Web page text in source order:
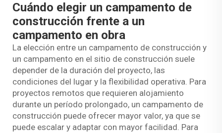
Cuándo elegir un campamento de
construcción frente a un
campamento en obra
La elección entre un campamento de construcción y
un campamento en el sitio de construcción suele
depender de la duración del proyecto, las
condiciones del lugar y la flexibilidad operativa. Para
proyectos remotos que requieren alojamiento
durante un período prolongado, un campamento de
construcción puede ofrecer mayor valor, ya que se
puede escalar y adaptar con mayor facilidad. Para